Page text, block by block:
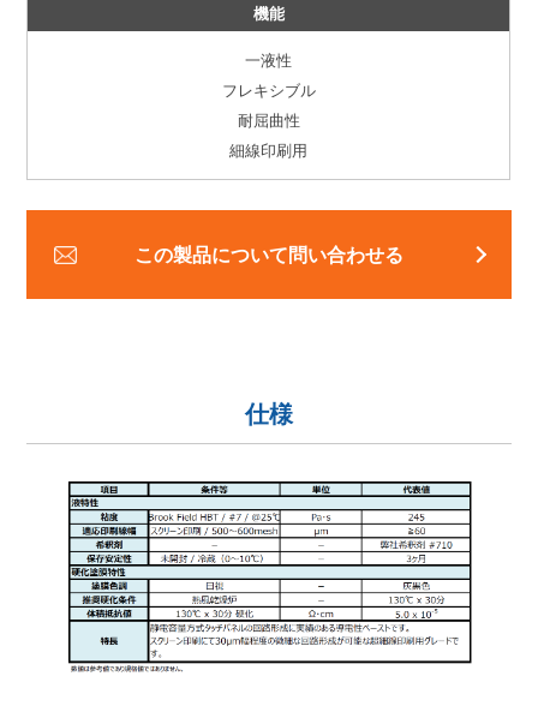
機能
一液性
フレキシブル
耐屈曲性
細線印刷用
この製品について問い合わせる
仕様